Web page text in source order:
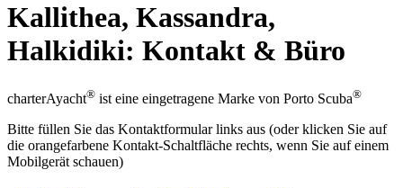
Kallithea, Kassandra,
Halkidiki: Kontakt & Büro
charterAyacht® ist eine eingetragene Marke von Porto Scuba®
Bitte füllen Sie das Kontaktformular links aus (oder klicken Sie auf
die orangefarbene Kontakt-Schaltfläche rechts, wenn Sie auf einem
Mobilgerät schauen)